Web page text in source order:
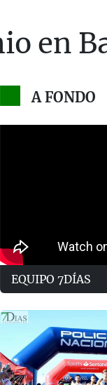
en
A FONDO
EQUIPO 7DÍAS